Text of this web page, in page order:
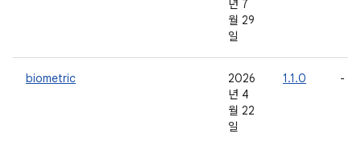
년 7
월 29
일
biometric
2026
년 4
월 22
일
1.1.0 -